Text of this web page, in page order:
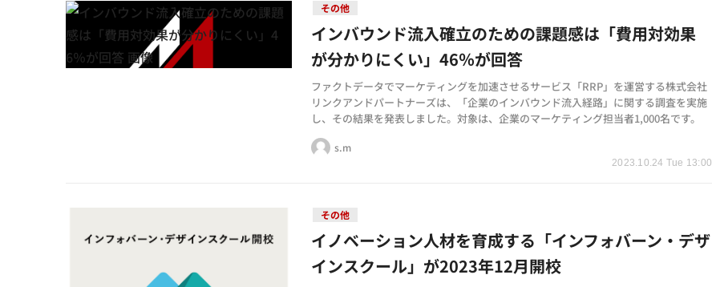
その他
2023.10.24 Tue 13:00
インバウンド流入確立のための課題感は「費用対効果
が分かりにくい」46％が回答
ファクトデータでマーケティングを加速させるサービス「RRP」を運営する株式会社
リンクアンドパートナーズは、「企業のインバウンド流入経路」に関する調査を実施
し、その結果を発表しました。対象は、企業のマーケティング担当者1,000名です。
s.m
その他
イノベーション人材を育成する「インフォバーン・デザ
インスクール」が2023年12月開校